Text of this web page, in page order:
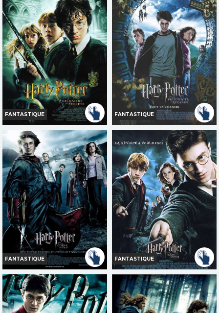
Horaires et Infos
Bande-annonce
Réservation
TOUT PUBLIC
Horaires et Infos
Bande-annonce
Réservation
TOUT PUBLIC
FANTASTIQUE
HARRY POTTER ET LA
CHAMBRE DES SECRETS
Horaires et Infos
Bande-annonce
Réservation
TOUT PUBLIC
FANTASTIQUE
HARRY POTTER ET LE
PRISONNIER D'AZKABAN
Horaires et Infos
Bande-annonce
Réservation
TOUT PUBLIC
FANTASTIQUE
HARRY POTTER ET LA COUPE
DE FEU
Horaires et Infos
FANTASTIQUE
HARRY POTTER ET L'ORDRE
DU PHÉNIX
Horaires et Infos